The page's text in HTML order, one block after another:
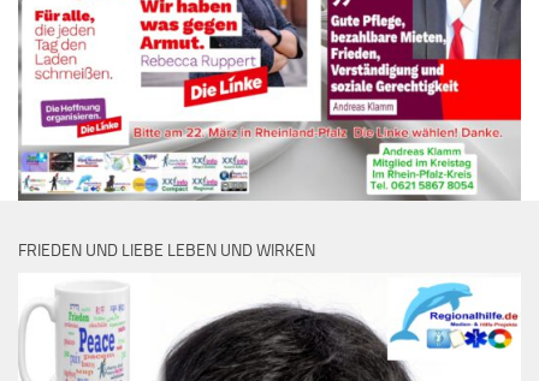
FRIEDEN UND LIEBE LEBEN UND WIRKEN